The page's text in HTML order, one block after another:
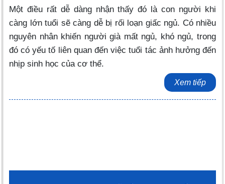
Một điều rất dễ dàng nhận thấy đó là con người khi
càng lớn tuổi sẽ càng dễ bị rối loạn giấc ngủ. Có nhiều
nguyên nhân khiến người già mất ngủ, khó ngủ, trong
đó có yếu tố liên quan đến việc tuổi tác ảnh hưởng đến
nhịp sinh học của cơ thể.
Xem tiếp